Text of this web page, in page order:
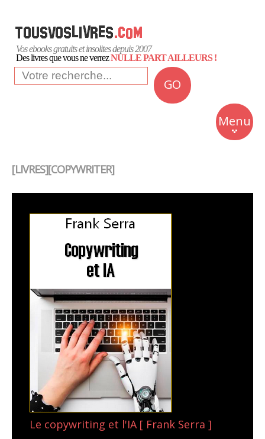
Vos ebooks gratuits et insolites depuis 2007
Des livres que vous ne verrezNULLE PART AILLEURS !
GO
Menu
Insolite
Business
[LIVRES][COPYWRITER]
Le copywriting et l'IA [ Frank Serra ]